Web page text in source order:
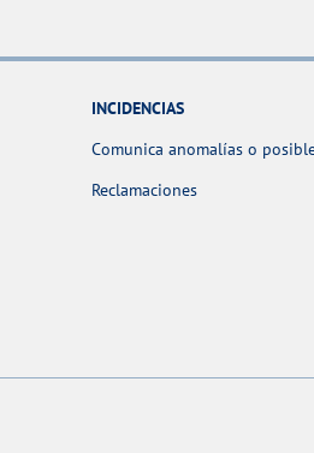
INCIDENCIAS
Comunica anomalías o
Reclamaciones